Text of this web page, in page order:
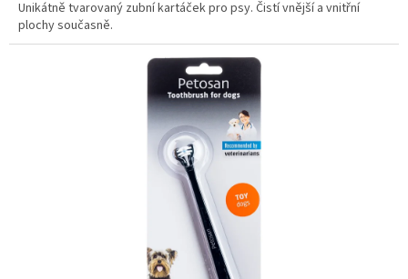
Unikátně tvarovaný zubní kartáček pro psy. Čistí vnější a vnitřní
plochy současně.